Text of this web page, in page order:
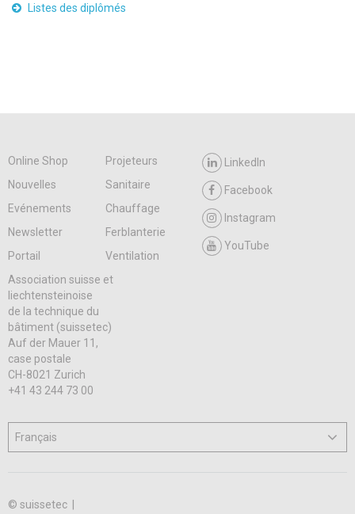
Listes des diplômés
Online Shop
Projeteurs
Nouvelles
Sanitaire
Evénements
Chauffage
Newsletter
Ferblanterie
Portail
Ventilation
LinkedIn
Facebook
Instagram
YouTube
Association suisse et
liechtensteinoise
de la technique du
bâtiment (suissetec)
Auf der Mauer 11,
case postale
CH-8021 Zurich
+41 43 244 73 00
© suissetec |